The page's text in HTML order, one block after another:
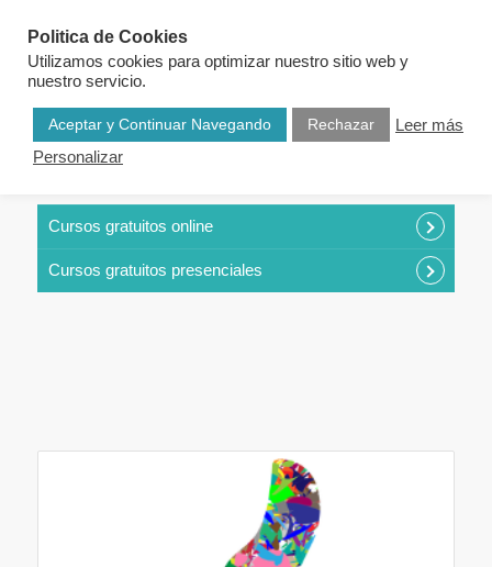
Cursos gratuitos online
Cursos gratuitos presenciales
Politica de Cookies
Utilizamos cookies para optimizar nuestro sitio web y
nuestro servicio.
Aceptar y Continuar Navegando Rechazar
Leer más
Personalizar